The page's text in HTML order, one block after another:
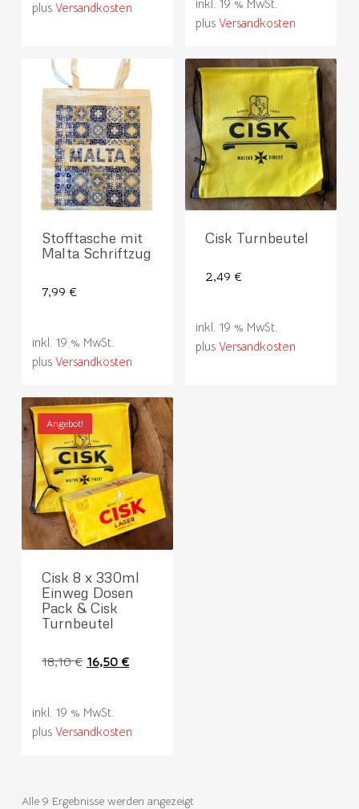
Alle 9 Ergebnisse werden angezeigt
plus Versandkosten
inkl. 19 % MwSt.
plusVersandkosten
Stofftasche mit
Malta Schriftzug
7,99 €
inkl. 19 % MwSt.
plus Versandkosten
Cisk Turnbeutel
2,49 €
inkl. 19 % MwSt.
plusVersandkosten
Angebot!
Cisk 8 x 330ml
Einweg Dosen
Pack & Cisk
Turnbeutel
18,10€ Ursprünglicher
war:
18,10 €
16,50€Aktueller
16,50 €.
inkl. 19 % MwSt.
plus Versandkosten